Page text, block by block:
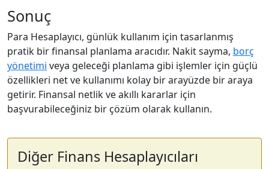
Sonuç
Para Hesaplayıcı, günlük kullanım için tasarlanmış
pratik bir finansal planlama aracıdır. Nakit sayma, borç
yönetimi veya geleceği planlama gibi işlemler için güçlü
özellikleri net ve kullanımı kolay bir arayüzde bir araya
getirir. Finansal netlik ve akıllı kararlar için
başvurabileceğiniz bir çözüm olarak kullanın.
Diğer Finans Hesaplayıcıları